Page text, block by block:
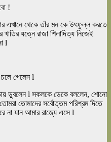
!
এখানে থেকে তাঁর মন কে উৎফুল্ল করতে
যত্নে রাজা শিলাদিত্য নিজেই
l
গেলেন l
ডুবলেন l সকলকে ডেকে বললেন, শোনো
তোমাদের সর্বোত্তম পরিশ্রম দিতে
না যান আমার রাজ্যে এসে l